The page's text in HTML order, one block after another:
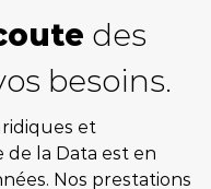
des
besoins.
et
la Data est en
. Nos prestations